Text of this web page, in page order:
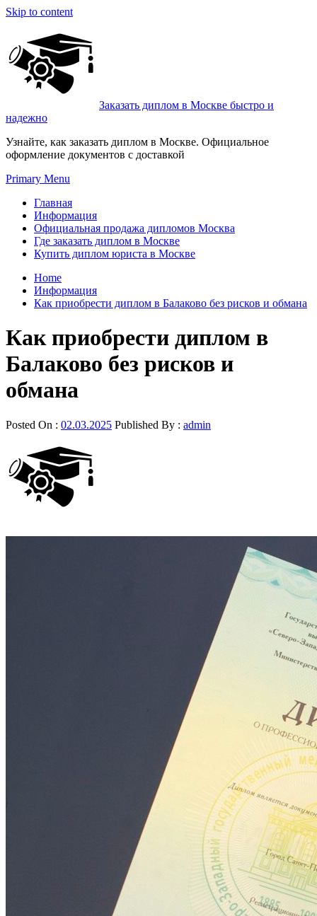
Skip to content
Заказать диплом в Москве быстро и
надежно
Узнайте, как заказать диплом в Москве. Официальное
оформление документов с доставкой
Primary Menu
Главная
Информация
Официальная продажа дипломов Москва
Где заказать диплом в Москве
Купить диплом юриста в Москве
Home
Информация
Как приобрести диплом в Балаково без рисков и обмана
Как приобрести диплом в
Балаково без рисков и
обмана
Posted On : 02.03.2025 Published By : admin